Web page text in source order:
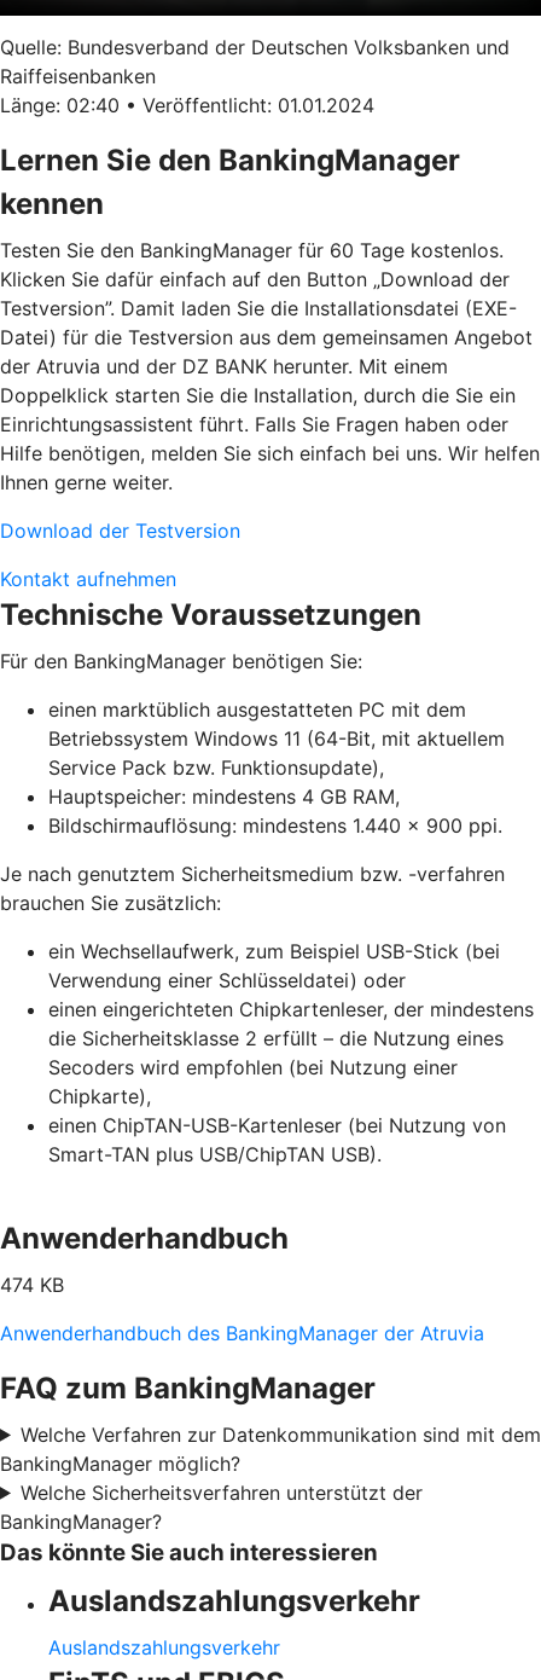
Quelle: Bundesverband der Deutschen Volksbanken und
Raiffeisenbanken
Länge: 02:40 • Veröffentlicht: 01.01.2024
Lernen Sie den BankingManager
kennen
Testen Sie den BankingManager für 60 Tage kostenlos.
Klicken Sie dafür einfach auf den Button „Download der
Testversion”. Damit laden Sie die Installationsdatei (EXE-
Datei) für die Testversion aus dem gemeinsamen Angebot
der Atruvia und der DZ BANK herunter. Mit einem
Doppelklick starten Sie die Installation, durch die Sie ein
Einrichtungsassistent führt. Falls Sie Fragen haben oder
Hilfe benötigen, melden Sie sich einfach bei uns. Wir helfen
Ihnen gerne weiter.
Download der Testversion
Kontakt aufnehmen
Technische Voraussetzungen
Für den BankingManager benötigen Sie:
einen marktüblich ausgestatteten PC mit dem
Betriebssystem Windows 11 (64-Bit, mit aktuellem
Service Pack bzw. Funktionsupdate),
Hauptspeicher: mindestens 4 GB RAM,
Bildschirmauflösung: mindestens 1.440 x 900 ppi.
Je nach genutztem Sicherheitsmedium bzw. -verfahren
brauchen Sie zusätzlich:
ein Wechsellaufwerk, zum Beispiel USB-Stick (bei
Verwendung einer Schlüsseldatei) oder
einen eingerichteten Chipkartenleser, der mindestens
die Sicherheitsklasse 2 erfüllt – die Nutzung eines
Secoders wird empfohlen (bei Nutzung einer
Chipkarte),
einen ChipTAN-USB-Kartenleser (bei Nutzung von
Smart-TAN plus USB/ChipTAN USB).
Anwenderhandbuch
474 KB
Anwenderhandbuch des BankingManager der Atruvia
FAQ zum BankingManager
Welche Verfahren zur Datenkommunikation sind mit dem
BankingManager möglich?
Welche Sicherheitsverfahren unterstützt der
BankingManager?
Das könnte Sie auch interessieren
Auslandszahlungsverkehr
Auslandszahlungsverkehr